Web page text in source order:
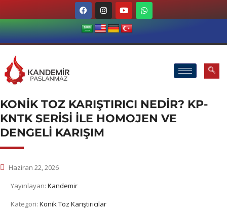
KONIK TOZ KARIŞTIRICI NEDIR? KP-
KNTK SERISI ILE HOMOJEN VE
DENGELI KARIŞIM
Haziran 22, 2026
Yayınlayan: Kandemir
Kategori: Konik Toz Karıştırıcılar